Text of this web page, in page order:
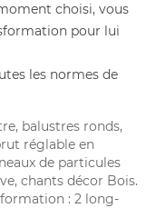
choisi, vous
pour lui
les normes de
balustres ronds,
réglable en
de particules
chants décor Bois.
: 2 long-